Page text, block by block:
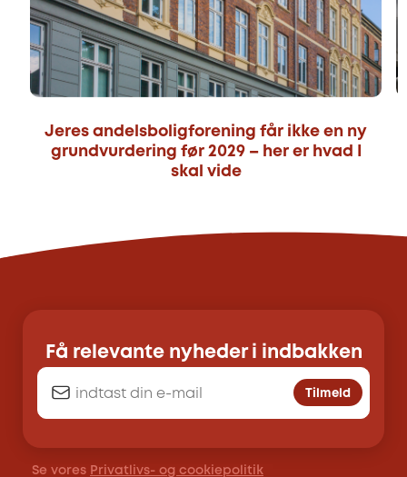
Jeres andelsboligforening får ikke en ny
grundvurdering før 2029 – her er hvad I
skal vide
Få relevante nyheder i indbakken
Tilmeld
Se vores Privatlivs- og cookiepolitik